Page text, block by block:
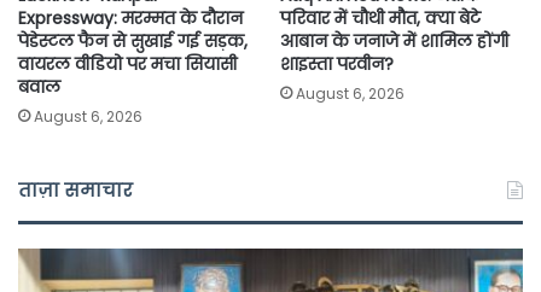
Expressway: मरम्मत के दौरान
पेडेस्टल फैन से सुखाई गई सड़क,
वायरल वीडियो पर मचा सियासी
बवाल
August 6, 2026
परिवार में चौथी मौत, क्या बेटे
आबान के जनाजे में शामिल होंगी
शाइस्ता परवीन?
August 6, 2026
ताज़ा समाचार